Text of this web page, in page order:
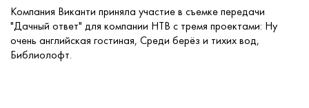
Террасная доска
Компания Виканти приняла участие в съемке передачи
"Дачный ответ" для компании НТВ с тремя проектами: Ну
очень английская гостиная, Среди берёз и тихих вод,
Библиолофт.